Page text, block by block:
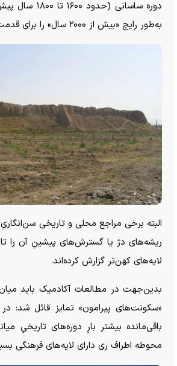
دوره ساسانی
به‌طور رایج «بیش از ۲۰۰۰ سال» را برای قدمت آن عنوان می‌کنند.
البته برخی مراجع محلی و تاریخی سن‌انگاریِ
ریشه‌های دژ یا گسترش‌های پیشینِ آن را
لایه‌های کهن‌تر گزارش کرده‌اند.
بدین‌جهت در مطالعات آکادمیک باید
«سکونت‌های پیرامون» تمایز قائل شد:
باقی‌مانده بیشتر بارِ دوره‌های تاریخیِ
محوطه اطراف ری دارای لایه‌های فرهنگی